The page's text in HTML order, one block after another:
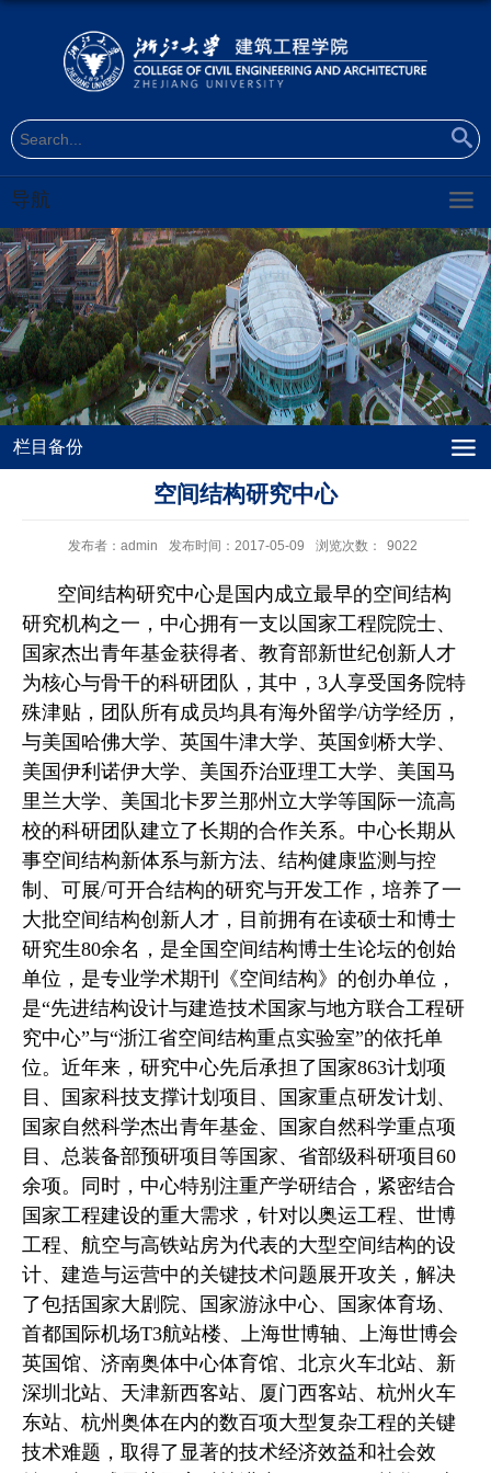
导航
栏目备份
空间结构研究中心
发布者：admin 发布时间：2017-05-09 浏览次数： 9022
空间结构研究中心是国内成立最早的空间结构
研究机构之一，中心拥有一支以国家工程院院士、
国家杰出青年基金获得者、教育部新世纪创新人才
为核心与骨干的科研团队，其中， 3人享受国务院特
殊津贴，团队所有成员均具有海外留学/访学经历，
与美国哈佛大学、英国牛津大学、英国剑桥大学、
美国伊利诺伊大学、美国乔治亚理工大学、美国马
里兰大学、美国北卡罗兰那州立大学等国际一流高
校的科研团队建立了长期的合作关系。中心长期从
事空间结构新体系与新方法、结构健康监测与控
制、可展/可开合结构的研究与开发工作，培养了一
大批空间结构创新人才，目前拥有在读硕士和博士
研究生80余名，是全国空间结构博士生论坛的创始
单位，是专业学术期刊《空间结构》的创办单位，
是“先进结构设计与建造技术国家与地方联合工程研
究中心”与“浙江省空间结构重点实验室”的依托单
位。近年来，研究中心先后承担了国家863计划项
目、国家科技支撑计划项目、国家重点研发计划、
国家自然科学杰出青年基金、国家自然科学重点项
目、总装备部预研项目等国家、省部级科研项目 60
余项。同时，中心特别注重产学研结合，紧密结合
国家工程建设的重大需求，针对以奥运工程、世博
工程、航空与高铁站房为代表的大型空间结构的设
计、建造与运营中的关键技术问题展开攻关，解决
了包括国家大剧院、国家游泳中心、国家体育场、
首都国际机场T3航站楼、上海世博轴、上海世博会
英国馆、济南奥体中心体育馆、北京火车北站、新
深圳北站、天津新西客站、厦门西客站、杭州火车
东站、杭州奥体在内的数百项大型复杂工程的关键
技术难题，取得了显著的技术经济效益和社会效